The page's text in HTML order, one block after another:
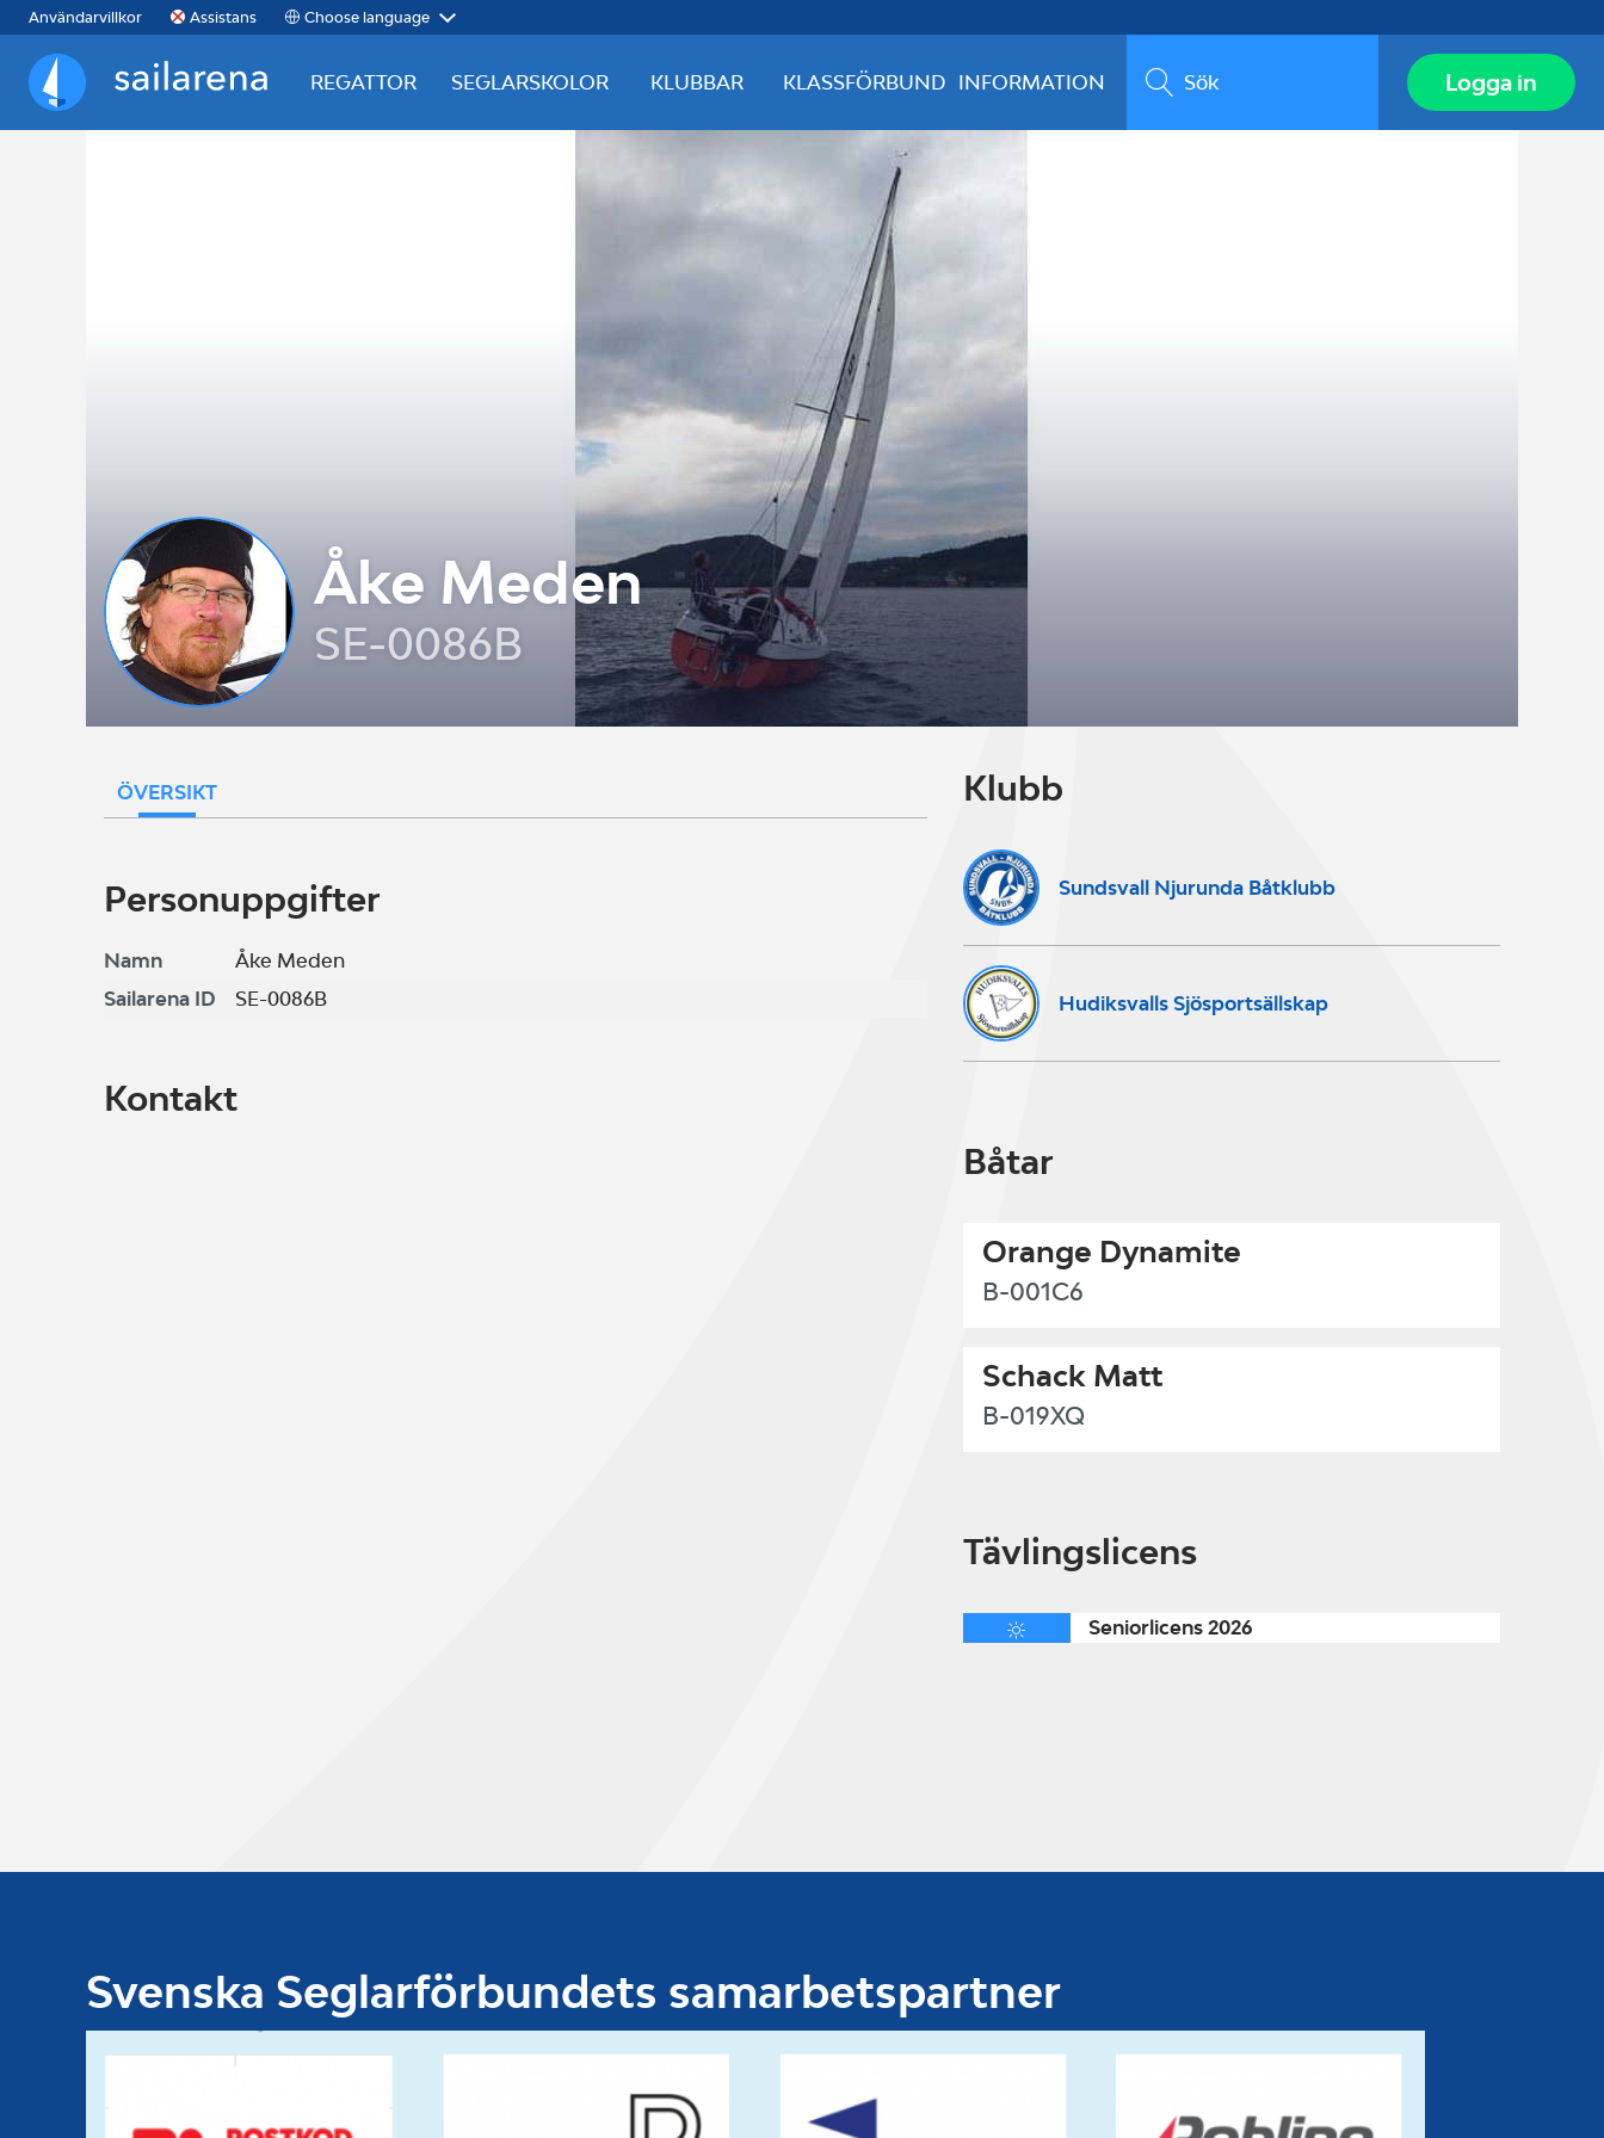
Användarvillkor Assistans Choose language
Sailarena
REGATTOR SEGLARSKOLOR KLUBBAR KLASSFÖRBUND INFORMATION Sök Logga in
Åke Meden
SE-0086B
ÖVERSIKT
Personuppgifter
Namn
Åke Meden
Sailarena ID
SE-0086B
Kontakt
Klubb
Sundsvall Njurunda Båtklubb
Hudiksvalls Sjösportsällskap
Båtar
Orange Dynamite
B-001C6
Schack Matt
B-019XQ
Tävlingslicens
Seniorlicens 2026
Svenska Seglarförbundets samarbetspartner